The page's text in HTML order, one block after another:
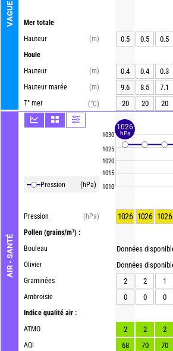
VAGUE
Mer totale
Hauteur
(m)
Houle
Hauteur
(m)
Hauteur marée
(m)
T° mer
(°C)
AIR - SANTÉ
Pression (hPa)
Pression
(hPa)
Pollen (grains/m³) :
Bouleau
Olivier
Graminées
Ambroisie
Indice qualité air :
ATMO
AQI
1030
1025
1020
1015
1010
0.5 0.5 0.5
0.4 0.4 0.3
9.6
8.5 7.1
20
20 20
1026 1026 1026
Données
Données
2
2 1
0
0 0
2 2 2
68
70 70
1026
hPa